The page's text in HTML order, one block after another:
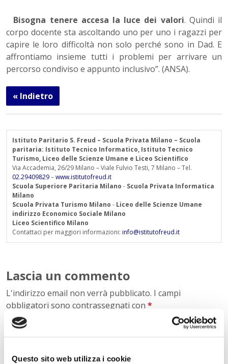
Questo sito web utilizza i cookie
Bisogna tenere accesa la luce dei valori. Quindi il
corpo docente sta ascoltando uno per uno i ragazzi per
capire le loro difficoltà non solo perché sono in Dad. E
affrontiamo insieme tutti i problemi per arrivare un
percorso condiviso e appunto inclusivo”. (ANSA).
« Indietro
Istituto Paritario S. Freud – Scuola Privata Milano – Scuola
paritaria: Istituto Tecnico Informatico, Istituto Tecnico
Turismo, Liceo delle Scienze Umane e Liceo Scientifico
Via Accademia, 26/29 Milano – Viale Fulvio Testi, 7 Milano – Tel.
02.29409829–www.istitutofreud.it
Scuola Superiore Paritaria Milano - Scuola Privata Informatica
Milano
Scuola Privata Turismo Milano - Liceo delle Scienze Umane
indirizzo Economico Sociale Milano
Liceo Scientifico Milano
Contattaci per maggiori informazioni: info@istitutofreud.it
Lascia un commento
L'indirizzo email non verrà pubblicato. I campi
obbligatori sono contrassegnati con *
Nome